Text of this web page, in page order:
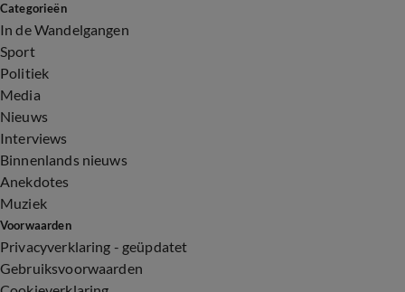
Categorieën
In de Wandelgangen
Sport
Politiek
Media
Nieuws
Interviews
Binnenlands nieuws
Anekdotes
Muziek
Voorwaarden
Privacyverklaring - geüpdatet
Gebruiksvoorwaarden